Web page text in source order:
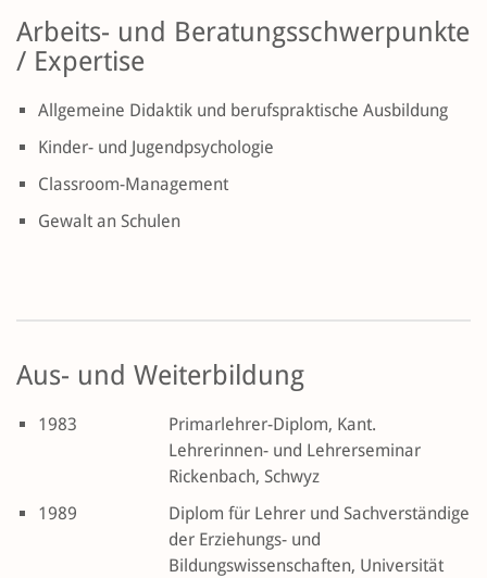
Arbeits- und Beratungsschwerpunkte
/ Expertise
Allgemeine Didaktik und berufspraktische Ausbildung
Kinder- und Jugendpsychologie
Classroom-Management
Gewalt an Schulen
Aus- und Weiterbildung
1983
Primarlehrer-Diplom, Kant.
Lehrerinnen- und Lehrerseminar
Rickenbach, Schwyz
1989
Diplom für Lehrer und Sachverständige
der Erziehungs- und
Bildungswissenschaften, Universität